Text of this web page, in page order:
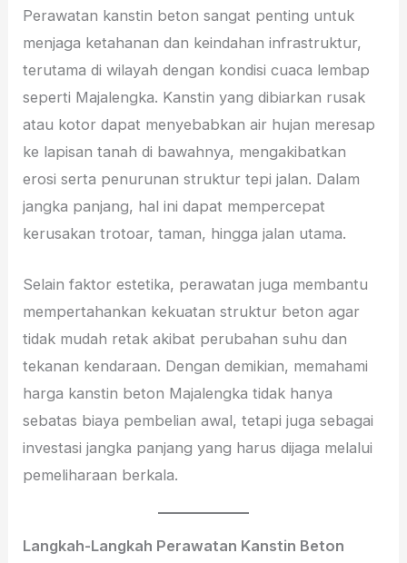
Perawatan kanstin beton sangat penting untuk
menjaga ketahanan dan keindahan infrastruktur,
terutama di wilayah dengan kondisi cuaca lembap
seperti Majalengka. Kanstin yang dibiarkan rusak
atau kotor dapat menyebabkan air hujan meresap
ke lapisan tanah di bawahnya, mengakibatkan
erosi serta penurunan struktur tepi jalan. Dalam
jangka panjang, hal ini dapat mempercepat
kerusakan trotoar, taman, hingga jalan utama.
Selain faktor estetika, perawatan juga membantu
mempertahankan kekuatan struktur beton agar
tidak mudah retak akibat perubahan suhu dan
tekanan kendaraan. Dengan demikian, memahami
harga kanstin beton Majalengka tidak hanya
sebatas biaya pembelian awal, tetapi juga sebagai
investasi jangka panjang yang harus dijaga melalui
pemeliharaan berkala.
Langkah-Langkah Perawatan Kanstin Beton